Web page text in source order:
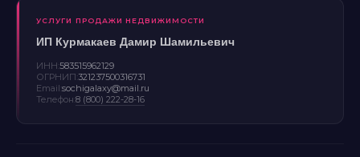
УСЛУГИ ПРОДАЖИ НЕДВИЖИМОСТИ
ИП Курмакаев Дамир Шамильевич
ИНН:583515962129
ОГРНИП:321237500316731
Email:sochigalaxy@mail.ru
Телефон:8 (800) 222-28-16